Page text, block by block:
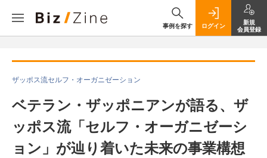
事例を探す ログイン
新規
会員登録
ザッポス流セルフ・オーガニゼーション
ベテラン・ザッポニアンが語る、ザ
ッポス流「セルフ・オーガニゼーシ
ョン」が辿り着いた未来の事業構想